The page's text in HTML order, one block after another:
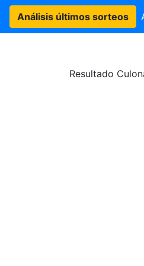
Análisis últimos sorteos
Resultado